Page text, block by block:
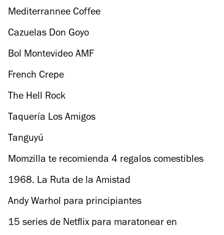
Mediterrannee Coffee
Cazuelas Don Goyo
Bol Montevideo AMF
French Crepe
The Hell Rock
Taquería Los Amigos
Tanguyú
Momzilla te recomienda 4 regalos comestibles
1968. La Ruta de la Amistad
Andy Warhol para principiantes
15 series de Netflix para maratonear en